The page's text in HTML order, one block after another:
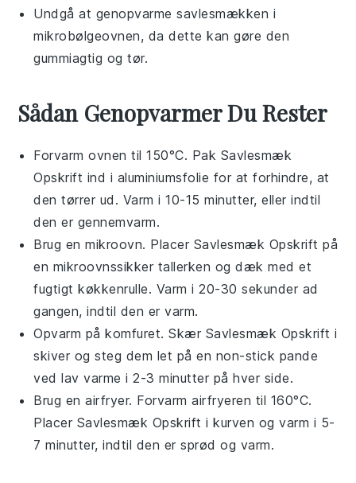
Undgå at genopvarmesavlesmækken i
mikrobølgeovnen, da dette kan gøre den
gummiagtig og tør.
Sådan Genopvarmer Du Rester
Forvarm ovnen til 150°C. Pak Savlesmæk
Opskrift ind i aluminiumsfolie for at forhindre, at
den tørrer ud. Varm i 10-15 minutter, eller indtil
den er gennemvarm.
Brug enmikroovn. Placer Savlesmæk Opskrift på
en mikroovnssikker tallerken og dæk med et
fugtigtkøkkenrulle. Varm i 20-30 sekunder ad
gangen, indtil den er varm.
Opvarm påkomfuret. Skær Savlesmæk Opskrift i
skiver og steg dem let på en non-stick pande
ved lav varme i 2-3 minutter på hver side.
Brug enairfryer. Forvarmairfryeren til 160°C.
Placer Savlesmæk Opskrift i kurven og varm i 5-
7 minutter, indtil den er sprød og varm.